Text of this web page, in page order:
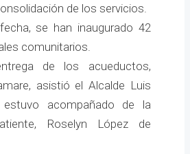
de los servicios.
se han inaugurado 42
comunitarios.
de los acueductos,
asistió el Alcalde Luis
estuvo acompañado de la
Roselyn López de